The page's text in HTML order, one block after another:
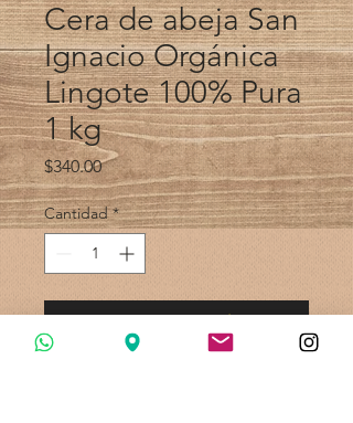
Cera de abeja San
Ignacio Orgánica
Lingote 100% Pura
1 kg
$340.00Precio
Cantidad *
Agregar al carrito